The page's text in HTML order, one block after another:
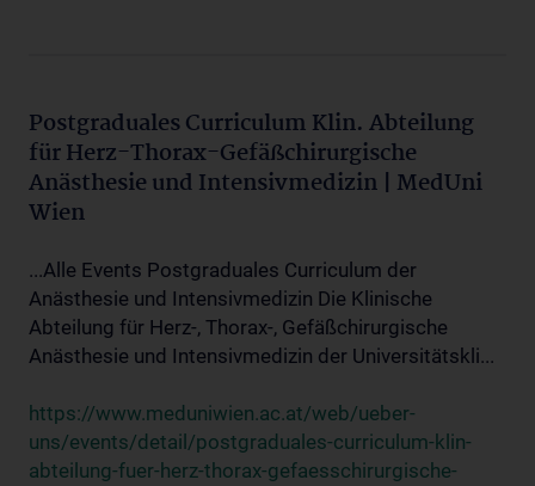
Postgraduales Curriculum Klin. Abteilung
für Herz-Thorax-Gefäßchirurgische
Anästhesie und Intensivmedizin | MedUni
Wien
...Alle Events Postgraduales Curriculum der
Anästhesie und Intensivmedizin Die Klinische
Abteilung für Herz-, Thorax-, Gefäßchirurgische
Anästhesie und Intensivmedizin der Universitätskli...
https://www.meduniwien.ac.at/web/ueber-
uns/events/detail/postgraduales-curriculum-klin-
abteilung-fuer-herz-thorax-gefaesschirurgische-